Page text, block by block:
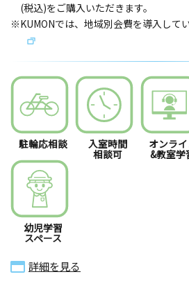
(税込)をご購入いただきます。
※KUMONでは、地域別会費を導入して
駐輪応相談 入室時間
相談可
オンラ
&教室学
幼児学習
スペース
詳細を見る